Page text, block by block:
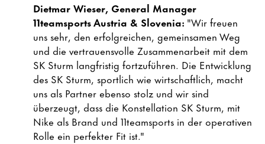
Dietmar Wieser, General Manager
11teamsports Austria & Slovenia: "Wir freuen
uns sehr, den erfolgreichen, gemeinsamen Weg
und die vertrauensvolle Zusammenarbeit mit dem
SK Sturm langfristig fortzuführen. Die Entwicklung
des SK Sturm, sportlich wie wirtschaftlich, macht
uns als Partner ebenso stolz und wir sind
überzeugt, dass die Konstellation SK Sturm, mit
Nike als Brand und 11teamsports in der operativen
Rolle ein perfekter Fit ist."